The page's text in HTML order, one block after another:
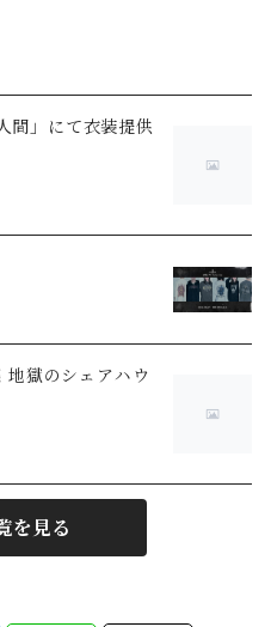
」にて衣装提供
地獄のシェアハウ
を見る